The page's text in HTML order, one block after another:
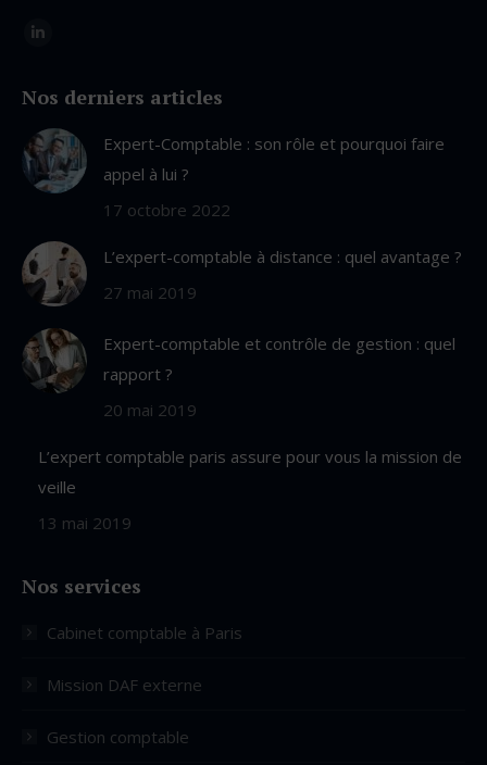
Trouvez nous sur :
LinkedIn
opens
in
new
window
Nos derniers articles
Expert-Comptable : son rôle et pourquoi faire
appel à lui ?
17 octobre 2022
L’expert-comptable à distance : quel avantage ?
27 mai 2019
Expert-comptable et contrôle de gestion : quel
rapport ?
20 mai 2019
L’expert comptable paris assure pour vous la mission de
veille
13 mai 2019
Nos services
Cabinet comptable à Paris
Mission DAF externe
Gestion comptable